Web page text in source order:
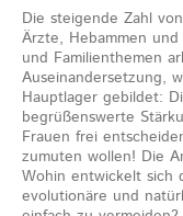
Die steigende Zahl
Ärzte, Hebammen
und Familienthemen
Auseinandersetzung,
Hauptlager gebildet:
begrüßenswerte
Frauen frei
zumuten wollen! Die
Wohin entwickelt sich
evolutionäre und